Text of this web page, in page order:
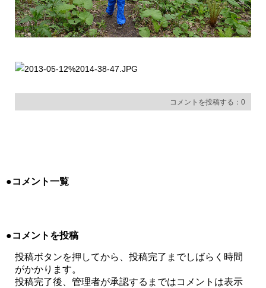
コメントを投稿する：0
●コメント一覧
●コメントを投稿
投稿ボタンを押してから、投稿完了までしばらく時間
がかかります。
投稿完了後、管理者が承認するまではコメントは表示